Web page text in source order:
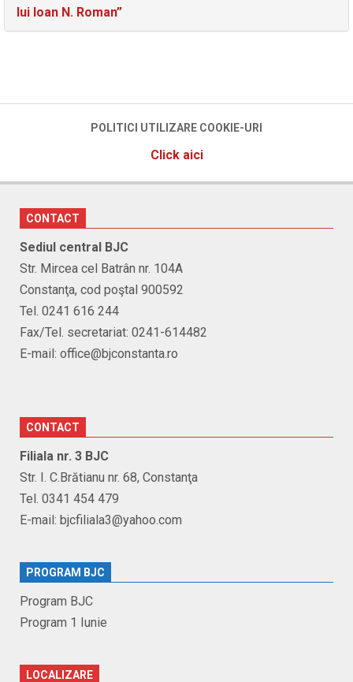
lui Ioan N. Roman”
POLITICI UTILIZARE COOKIE-URI
Click aici
CONTACT
Sediul central BJC
Str. Mircea cel Batrân nr. 104A
Constanţa, cod poştal 900592
Tel. 0241 616 244
Fax/Tel. secretariat: 0241-614482
E-mail: office@bjconstanta.ro
CONTACT
Filiala nr. 3 BJC
Str. I. C.Brătianu nr. 68, Constanţa
Tel. 0341 454 479
E-mail: bjcfiliala3@yahoo.com
PROGRAM BJC
Program BJC
Program 1 Iunie
LOCALIZARE